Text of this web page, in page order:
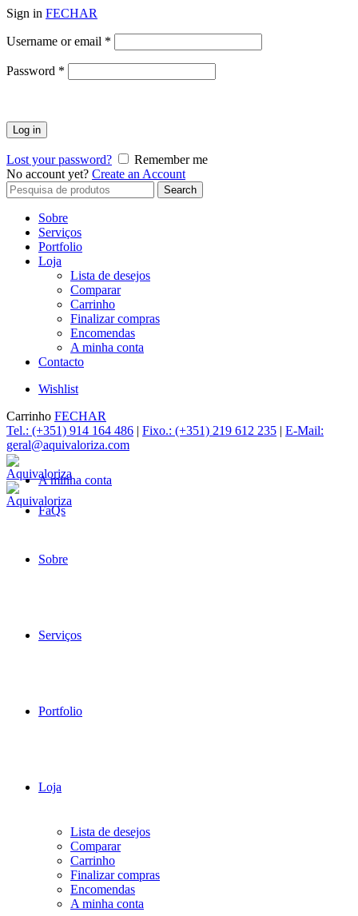
Sign in FECHAR
Username or email *
Password *
Log in
Lost your password?
Remember me
No account yet? Create an Account
Search
for:
Search
Sobre
Serviços
Portfolio
Loja
Lista de desejos
Comparar
Carrinho
Finalizar compras
Encomendas
A minha conta
Contacto
Wishlist
Carrinho FECHAR
Tel.: (+351) 914 164 486 | Fixo.: (+351) 219 612 235 | E-Mail:
geral@aquivaloriza.com
A minha conta
FaQs
Sobre
Serviços
Portfolio
Loja
Lista de desejos
Comparar
Carrinho
Finalizar compras
Encomendas
A minha conta